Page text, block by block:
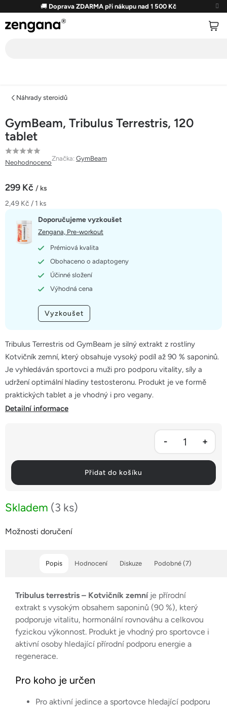
obsah
🚚 Doprava ZDARMA při nákupu nad 1 500 Kč
Náhrady steroidů
GymBeam, Tribulus Terrestris, 120
tablet
Průměrné
hodnocení
je
0,0
hvězdiček.
Neohodnoceno
Značka: GymBeam
299 Kč / ks
Měrná
2,49 Kč / 1 ks
Skladem (3 ks)
Možnosti doručení
Přidat do košíku
Tribulus Terrestris od GymBeam je silný extrakt z rostliny
Kotvičník zemní, který obsahuje vysoký podíl až 90 % saponinů.
Je vyhledáván sportovci a muži pro podporu vitality, síly a
udržení optimální hladiny testosteronu. Produkt je ve formě
praktických tablet a je vhodný i pro vegany.
Doporučujeme vyzkoušet
Zengana, Pre-workout
Prémiová kvalita
Obohaceno o adaptogeny
Účinné složení
Výhodná cena
Vyzkoušet
Detailní informace
Popis Podobné (7)
Hodnocení Diskuze
Tribulus terrestris – Kotvičník zemníje přírodní
extrakt s vysokým obsahem saponinů (90 %), který
podporuje vitalitu, hormonální rovnováhu a celkovou
fyzickou výkonnost. Produkt je vhodný pro sportovce i
aktivní osoby hledající přírodní podporu energie a
regenerace.
Pro koho je určen
Pro aktivní jedince a sportovce hledající podporu